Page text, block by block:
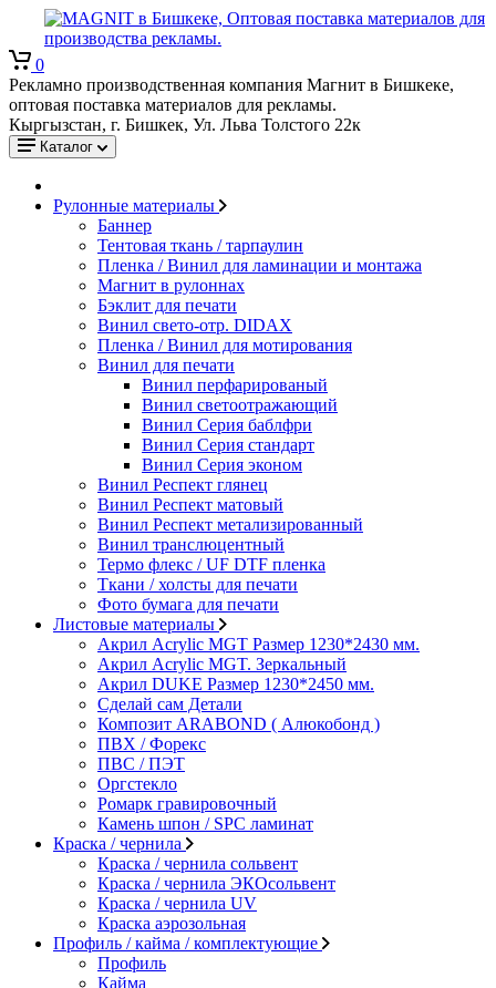
0
Рекламно производственная компания Магнит в Бишкеке,
оптовая поставка материалов для рекламы.
Кыргызстан, г. Бишкек, Ул. Льва Толстого 22к
Каталог
Рулонные материалы
Баннер
Тентовая ткань / тарпаулин
Пленка / Винил для ламинации и монтажа
Магнит в рулоннах
Бэклит для печати
Винил свето-отр. DIDAX
Пленка / Винил для мотирования
Винил для печати
Винил перфарированый
Винил светоотражающий
Винил Серия баблфри
Винил Серия стандарт
Винил Серия эконом
Винил Респект глянец
Винил Респект матовый
Винил Респект метализированный
Винил транслюцентный
Термо флекс / UF DTF пленка
Ткани / холсты для печати
Фото бумага для печати
Листовые материалы
Акрил Acrylic MGT Размер 1230*2430 мм.
Акрил Acrylic MGT. Зеркальный
Акрил DUKE Размер 1230*2450 мм.
Сделай сам Детали
Композит ARABOND ( Алюкобонд )
ПВХ / Форекс
ПВС / ПЭТ
Оргстекло
Ромарк гравировочный
Камень шпон / SPC ламинат
Краска / чернила
Краска / чернила сольвент
Краска / чернила ЭКОсольвент
Краска / чернила UV
Краска аэрозольная
Профиль / кайма / комплектующие
Профиль
Кайма